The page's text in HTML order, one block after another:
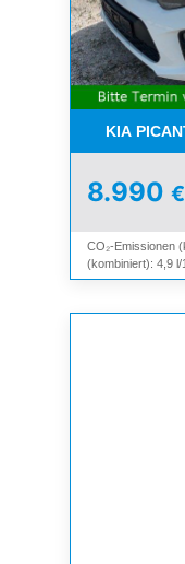
KIA
8.990 €
CO₂-Emissionen
(kombiniert): 4,9 l/